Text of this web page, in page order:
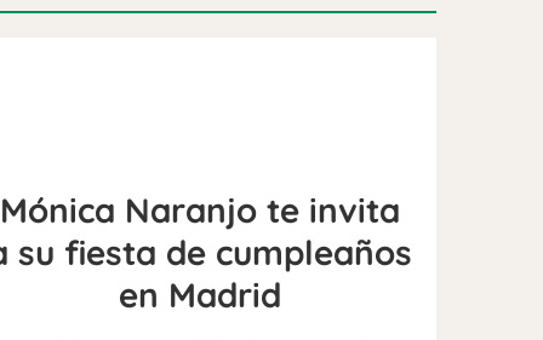
Mónica Naranjo te invita
su fiesta de cumpleaños
en Madrid